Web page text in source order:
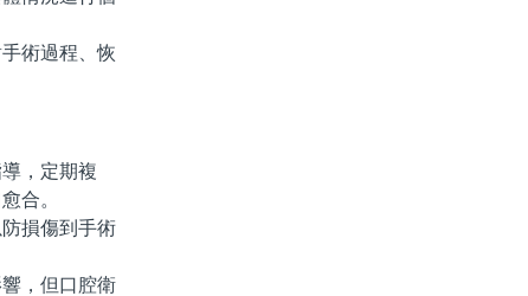
術過程、恢
，定期複
合。
損傷到手術
，但口腔衛